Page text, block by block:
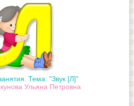
Тема: "Звук [Л]"
Ульяна Петровна